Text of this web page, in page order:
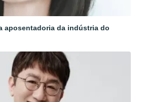
aposentadoria da indústria do